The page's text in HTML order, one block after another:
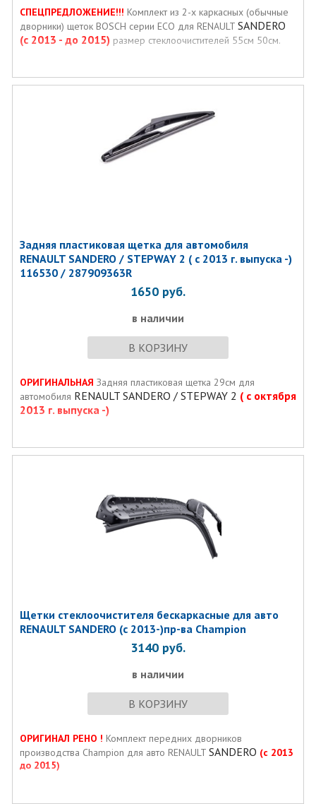
СПЕЦПРЕДЛОЖЕНИЕ!!! Комплект из 2-х каркасных (обычные
дворники) щеток BOSCH серии ECO для RENAULT SANDERO
(с 2013 - до 2015) размер стеклоочистителей 55см 50см.
Задняя пластиковая щетка для автомобиля
RENAULT SANDERO / STEPWAY 2 ( с 2013 г. выпуска -)
116530 / 287909363R
1650 руб.
в наличии
В КОРЗИНУ
ОРИГИНАЛЬНАЯ Задняя пластиковая щетка 29см для
автомобиля RENAULT SANDERO / STEPWAY 2 ( с октября
2013 г. выпуска -)
Щетки стеклоочистителя бескаркасные для авто
RENAULT SANDERO (с 2013-)пр-ва Champion
3140 руб.
в наличии
В КОРЗИНУ
ОРИГИНАЛ РЕНО ! Комплект передних дворников
производства Champion для авто RENAULT SANDERO (с 2013
до 2015)